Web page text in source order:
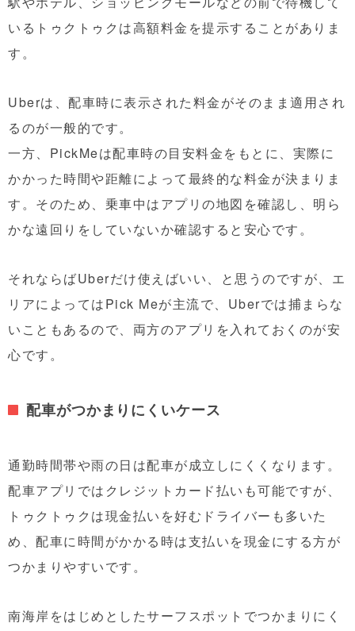
いるトゥクトゥクは高額料金を提示することがありま
す。
Uberは、配車時に表示された料金がそのまま適用され
るのが一般的です。
一方、PickMeは配車時の目安料金をもとに、実際に
かかった時間や距離によって最終的な料金が決まりま
す。そのため、乗車中はアプリの地図を確認し、明ら
かな遠回りをしていないか確認すると安心です。
それならばUberだけ使えばいい、と思うのですが、エ
リアによってはPick Meが主流で、Uberでは捕まらな
いこともあるので、両方のアプリを入れておくのが安
心です。
配車がつかまりにくいケース
通勤時間帯や雨の日は配車が成立しにくくなります。
配車アプリではクレジットカード払いも可能ですが、
トゥクトゥクは現金払いを好むドライバーも多いた
め、配車に時間がかかる時は支払いを現金にする方が
つかまりやすいです。
南海岸をはじめとしたサーフスポットでつかまりにく